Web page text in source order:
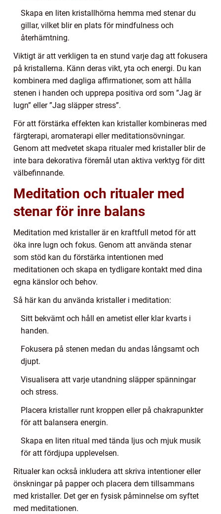
Skapa en liten kristallhörna hemma med stenar du
gillar, vilket blir en plats för mindfulness och
återhämtning.
Viktigt är att verkligen ta en stund varje dag att fokusera
på kristallerna. Känn deras vikt, yta och energi. Du kan
kombinera med dagliga affirmationer, som att hålla
stenen i handen och upprepa positiva ord som ”Jag är
lugn” eller ”Jag släpper stress”.
För att förstärka effekten kan kristaller kombineras med
färgterapi, aromaterapi eller meditationsövningar.
Genom att medvetet skapa ritualer med kristaller blir de
inte bara dekorativa föremål utan aktiva verktyg för ditt
välbefinnande.
Meditation och ritualer med
stenar för inre balans
Meditation med kristaller är en kraftfull metod för att
öka inre lugn och fokus. Genom att använda stenar
som stöd kan du förstärka intentionen med
meditationen och skapa en tydligare kontakt med dina
egna känslor och behov.
Så här kan du använda kristaller i meditation:
Sitt bekvämt och håll en ametist eller klar kvarts i
handen.
Fokusera på stenen medan du andas långsamt och
djupt.
Visualisera att varje utandning släpper spänningar
och stress.
Placera kristaller runt kroppen eller på chakrapunkter
för att balansera energin.
Skapa en liten ritual med tända ljus och mjuk musik
för att fördjupa upplevelsen.
Ritualer kan också inkludera att skriva intentioner eller
önskningar på papper och placera dem tillsammans
med kristaller. Det ger en fysisk påminnelse om syftet
med meditationen.